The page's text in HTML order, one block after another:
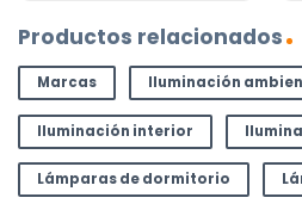
Productos relacionados
Marcas Iluminación
Iluminación interior
Lámparas de dormitorio